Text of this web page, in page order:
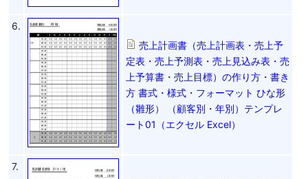
6.
売上計画書（売上計画表・売上予
定表・売上予測表・売上見込み表・売
上予算書・売上目標）の作り方・書き
方 書式・様式・フォーマット ひな形
（雛形） （顧客別・年別）テンプレ
ート01（エクセル Excel）
7.